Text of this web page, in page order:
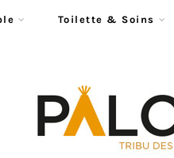
Toilette & Soins